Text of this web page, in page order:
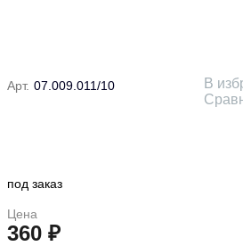
Арт. 07.009.011/10
В
под заказ
Цена
360 ₽